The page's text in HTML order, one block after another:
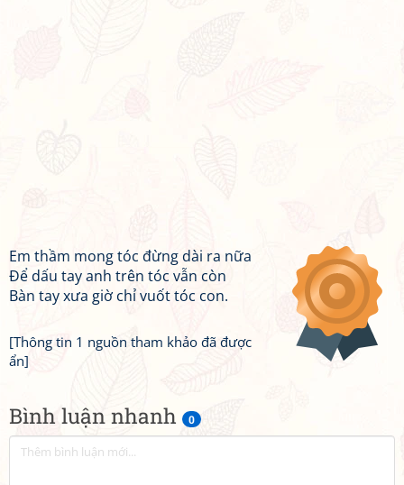
Bình luận nhanh 0
Em thầm mong tóc đừng dài ra nữa
Để dấu tay anh trên tóc vẫn còn
Bàn tay xưa giờ chỉ vuốt tóc con.
[Thông tin 1 nguồn tham khảo đã được
ẩn]